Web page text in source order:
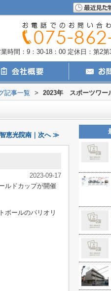
時間：9：30-18：00 定休日：第2
記事一覧 > 2023年 スポーツワー
恵光院南｜次へ ≫
2023-09-17
ルドカップが開催
ボールのパリオリ